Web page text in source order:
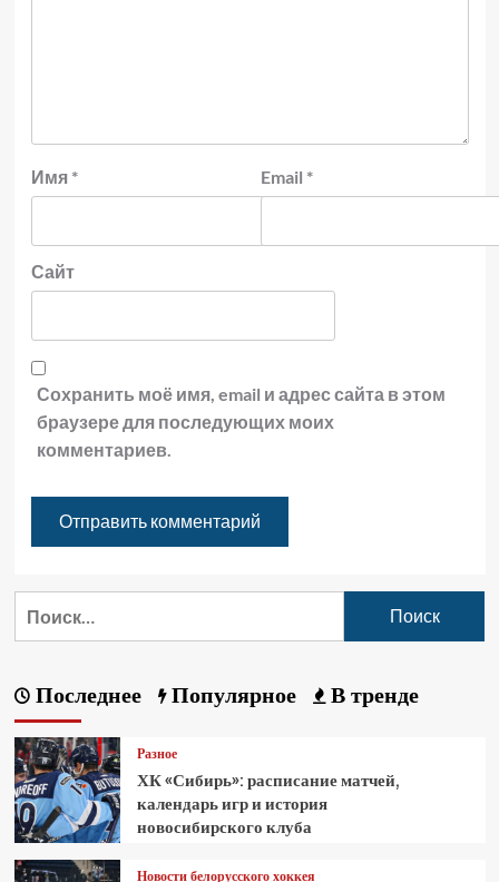
Имя * Email *
Сайт
Сохранить моё имя, email и адрес сайта в этом
браузере для последующих моих
комментариев.
Последнее Популярное В тренде
Разное
ХК «Сибирь»: расписание матчей,
календарь игр и история
новосибирского клуба
Новости белорусского хоккея